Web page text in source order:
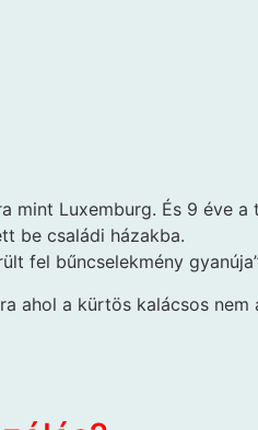
mint Luxemburg. És 9 éve a
be családi házakba.
fel bűncselekmény
ahol a kürtös kalácsos